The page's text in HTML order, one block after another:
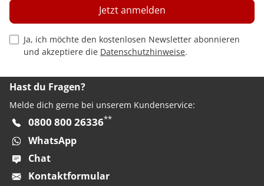
Privacy Policy Checkbox
Ja, ich möchte den kostenlosen Newsletter abonnieren
und akzeptiere die Datenschutzhinweise.
Jetzt anmelden
Hast du Fragen?
Melde dich gerne bei unserem Kundenservice:
0800 800 26336**
WhatsApp
Chat
Kontaktformular